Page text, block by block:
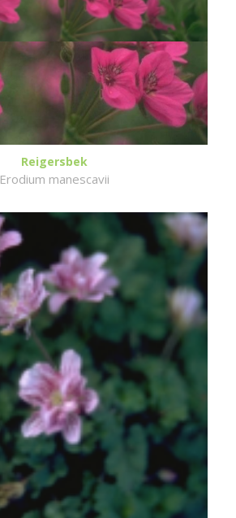
Reigersbek
Erodium manescavii